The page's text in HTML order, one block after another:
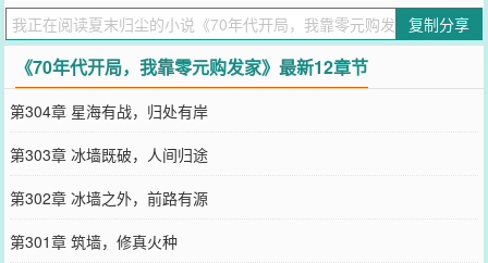
后，带领家人做生意。
您要是觉得《70年代开局，我靠零元购发家》还不错的话请不要忘记
向您QQ群和微博微信里的朋友推荐哦！
复制分享
《70年代开局，我靠零元购发家》最新12章节
第304章 星海有战，归处有岸
第303章 冰墙既破，人间归途
第302章 冰墙之外，前路有源
第301章 筑墙，修真火种